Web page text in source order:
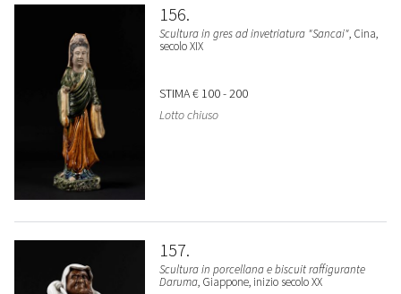
156
Scultura in gres ad invetriatura "Sancai", Cina,
secolo XIX
STIMA€ 100 - 200
Lotto chiuso
157
Scultura in porcellana e biscuit raffigurante
Daruma, Giappone, inizio secolo XX